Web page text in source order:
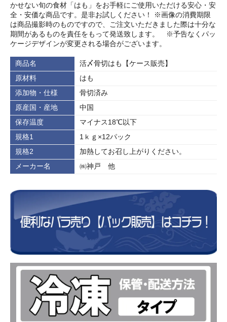
かせない旬の食材「はも」をお手軽にご使用いただける安心・安
全・安価な商品です。是非お試しください！ ※画像の消費期限
は商品撮影時のものですので、ご注文いただきました際は十分な
期間があるものを責任をもって発送致します。 ※予告なくパッ
ケージデザインが変更される場合がございます。
商品名
活〆骨切はも【ケース販売】
原材料
はも
添加物・仕様
骨切済み
原産国・産地
中国
保存温度
マイナス18℃以下
規格1
1ｋｇ×12パック
規格2
加熱してお召し上がりください。
メーカー名
㈱神戸 他